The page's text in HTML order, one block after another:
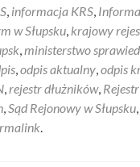
, informacja KRS,
w Słupsku, krajowy
,ministerstwo
,odpis aktualny,odpis
,rejestr dłużników,
,Sąd Rejonowy w Słupsku,
.